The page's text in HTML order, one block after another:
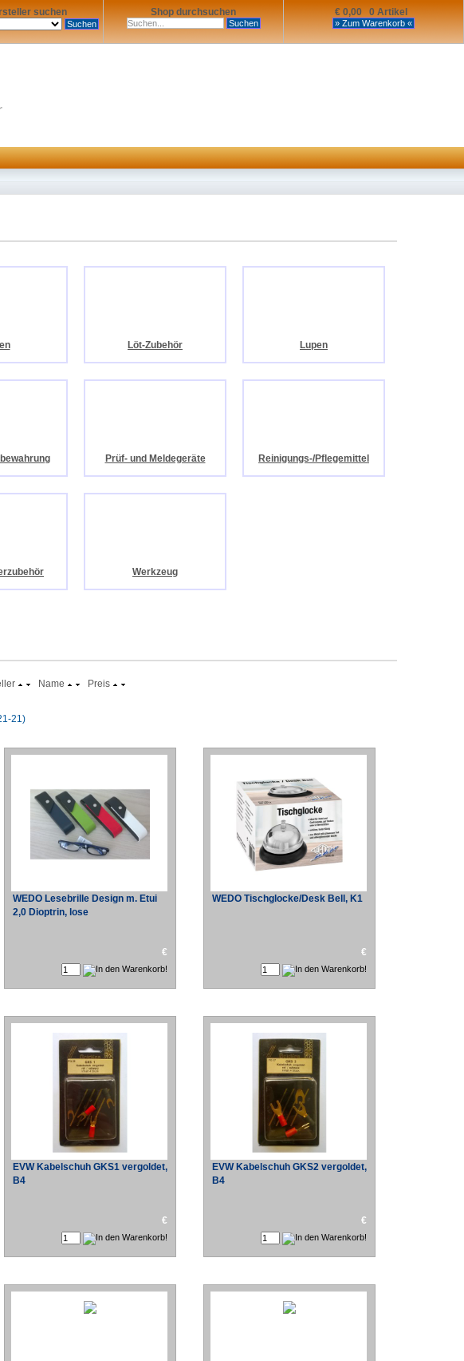
€ 0,00 0 Artikel
Shop durchsuchen
suchen
Löt-Zubehör Lupen
Prüf- und Meldegeräte Reinigungs-/Pflegemittel
Werkzeug
Name Preis
21)
WEDO Lesebrille Design m. Etui
2,0 Dioptrin, lose
€
WEDO Tischglocke/Desk Bell, K1
€
EVW Kabelschuh GKS1 vergoldet,
B4
€
EVW Kabelschuh GKS2 vergoldet,
B4
€